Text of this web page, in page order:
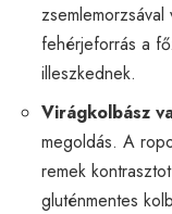
fehérjeforrás a
illeszkednek.
Virágkolbász
megoldás. A
remek
gluténmentes